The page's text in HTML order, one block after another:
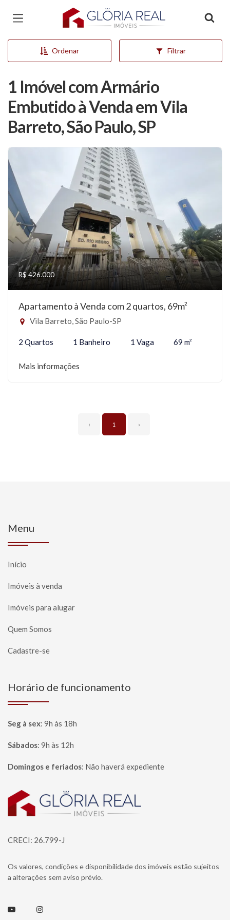
Página inicial
Ordenar Filtrar
1 Imóvel com Armário
Embutido à Venda em Vila
Barreto, São Paulo, SP
R$ 426.000
Apartamento à Venda com 2 quartos, 69m²
Vila Barreto, São Paulo-SP
2 Quartos 1 Banheiro 1 Vaga 69 m²
Mais informações
‹ 1 ›
Menu
Início
Imóveis à venda
Imóveis para alugar
Quem Somos
Cadastre-se
Horário de funcionamento
Seg à sex: 9h às 18h
Sábados: 9h às 12h
Domingos e feriados: Não haverá expediente
Página inicial
CRECI: 26.799-J
Os valores, condições e disponibilidade dos imóveis estão sujeitos
a alterações sem aviso prévio.
Youtube Instagram